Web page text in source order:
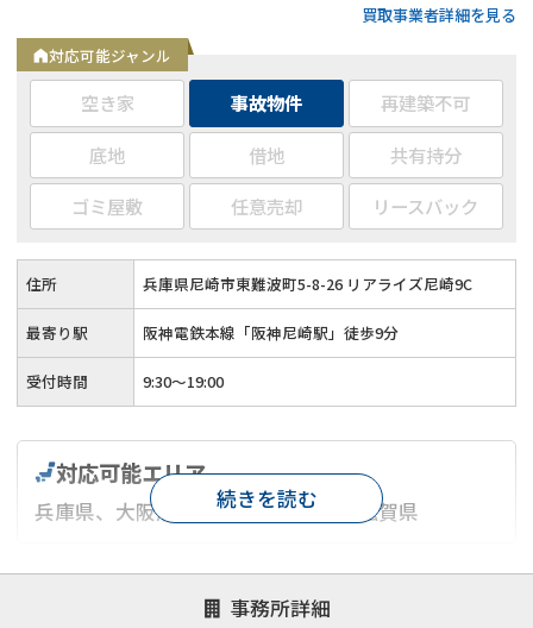
産決済対応◆特殊清掃からリフォーム、供養・お祓いまでワン
ストップサービス◆宅地建物取引業免許取得
買取事業者詳細を見る
対応可能ジャンル
空き家 事故物件
再建築不可
底地
借地
共有持分
ゴミ屋敷
任意売却 リースバック
住所 兵庫県尼崎市東難波町5-8-26 リアライズ尼崎9C
最寄り駅 阪神電鉄本線「阪神尼崎駅」徒歩9分
受付時間 9:30～19:00
事務所詳細
対応可能エリア
兵庫県、大阪府、京都府、奈良県、滋賀県
対応が親身 オンライン面談可能
レスポンスが早い
1億円以上の買取可
続きを読む